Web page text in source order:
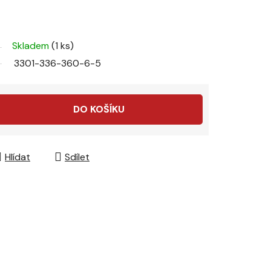
Skladem(1 ks)
3301-336-360-6-5
DO KOŠÍKU
Hlídat Sdílet